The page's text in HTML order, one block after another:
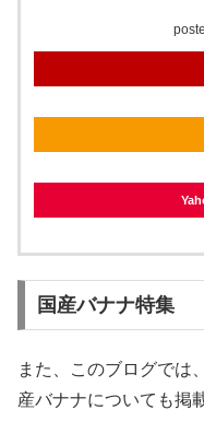
国産バナナ特集
また、このブログでは
産バナナについても掲